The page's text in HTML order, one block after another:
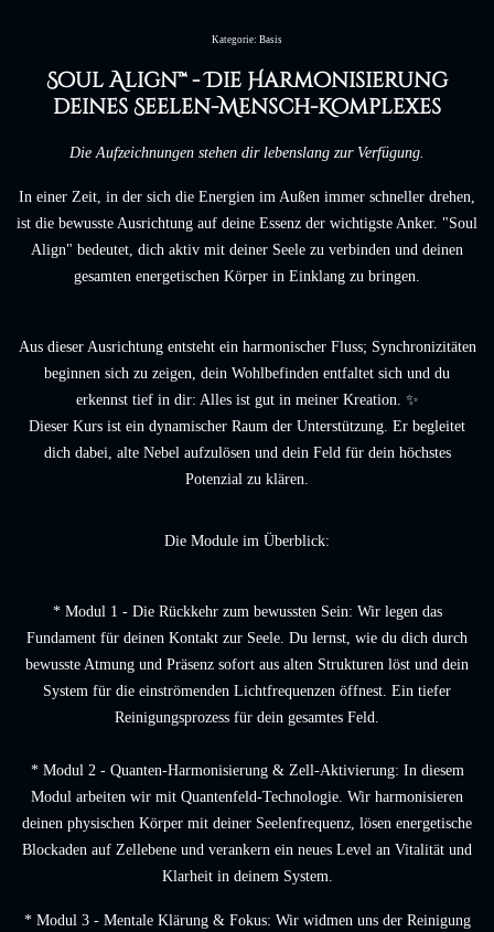
Kategorie: Basis
Soul Align™ - Die Harmonisierung
deines Seelen-Mensch-Komplexes
Die Aufzeichnungen stehen dir lebenslang zur Verfügung.
In einer Zeit, in der sich die Energien im Außen immer schneller drehen,
ist die bewusste Ausrichtung auf deine Essenz der wichtigste Anker. "Soul
Align" bedeutet, dich aktiv mit deiner Seele zu verbinden und deinen
gesamten energetischen Körper in Einklang zu bringen.
Aus dieser Ausrichtung entsteht ein harmonischer Fluss; Synchronizitäten
beginnen sich zu zeigen, dein Wohlbefinden entfaltet sich und du
erkennst tief in dir: Alles ist gut in meiner Kreation. ✨
Dieser Kurs ist ein dynamischer Raum der Unterstützung. Er begleitet
dich dabei, alte Nebel aufzulösen und dein Feld für dein höchstes
Potenzial zu klären.
Die Module im Überblick:
* Modul 1 - Die Rückkehr zum bewussten Sein: Wir legen das
Fundament für deinen Kontakt zur Seele. Du lernst, wie du dich durch
bewusste Atmung und Präsenz sofort aus alten Strukturen löst und dein
System für die einströmenden Lichtfrequenzen öffnest. Ein tiefer
Reinigungsprozess für dein gesamtes Feld.
* Modul 2 - Quanten-Harmonisierung & Zell-Aktivierung: In diesem
Modul arbeiten wir mit Quantenfeld-Technologie. Wir harmonisieren
deinen physischen Körper mit deiner Seelenfrequenz, lösen energetische
Blockaden auf Zellebene und verankern ein neues Level an Vitalität und
Klarheit in deinem System.
* Modul 3 - Mentale Klärung & Fokus: Wir widmen uns der Reinigung